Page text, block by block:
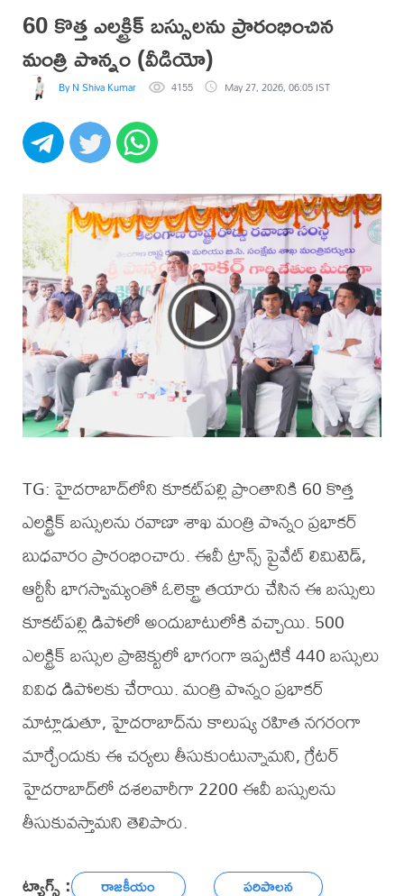
60 కొత్త ఎలక్ట్రిక్ బస్సులను ప్రారంభించిన
మంత్రి పొన్నం (వీడియో)
By N Shiva Kumar 4155 May 27, 2026, 06:05 IST
TG: హైదరాబాద్‌లోని కూకట్‌పల్లి ప్రాంతానికి 60 కొత్త
ఎలక్ట్రిక్ బస్సులను రవాణా శాఖ మంత్రి పొన్నం ప్రభాకర్
బుధవారం ప్రారంభించారు. ఈవీ ట్రాన్స్ ప్రైవేట్ లిమిటెడ్,
ఆర్టీసీ భాగస్వామ్యంతో ఓలెక్ట్రా తయారు చేసిన ఈ బస్సులు
కూకట్‌పల్లి డిపోలో అందుబాటులోకి వచ్చాయి. 500
ఎలక్ట్రిక్ బస్సుల ప్రాజెక్టులో భాగంగా ఇప్పటికే 440 బస్సులు
వివిధ డిపోలకు చేరాయి. మంత్రి పొన్నం ప్రభాకర్
మాట్లాడుతూ, హైదరాబాద్‌ను కాలుష్య రహిత నగరంగా
మార్చేందుకు ఈ చర్యలు తీసుకుంటున్నామని, గ్రేటర్
హైదరాబాద్‌లో దశలవారీగా 2200 ఈవీ బస్సులను
తీసుకువస్తామని తెలిపారు.
ట్యాగ్స్ : రాజకీయం పరిపాలన